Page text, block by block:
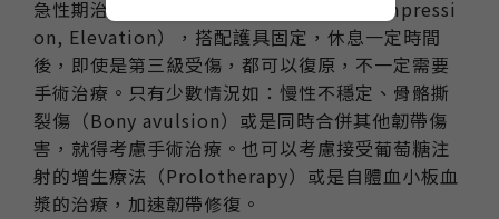
急性期治療依照RICE原則（Rest, Ice, Compressi
on, Elevation），搭配護具固定，休息一定時間
後，即使是第三級受傷，都可以復原，不一定需要
手術治療。只有少數情況如：慢性不穩定、骨骼撕
裂傷（Bony avulsion）或是同時合併其他韌帶傷
害，就得考慮手術治療。也可以考慮接受葡萄糖注
射的增生療法（Prolotherapy）或是自體血小板血
漿的治療，加速韌帶修復。